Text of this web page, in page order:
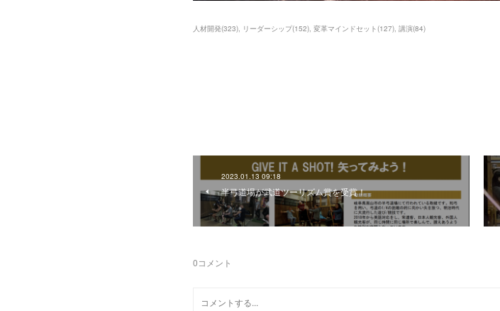
人材開発(323) リーダーシップ(152) 変革マインドセット(127) 講演(84)
2023.01.13 09:18
半弓道場が武道ツーリズム賞を受賞！
0コメント